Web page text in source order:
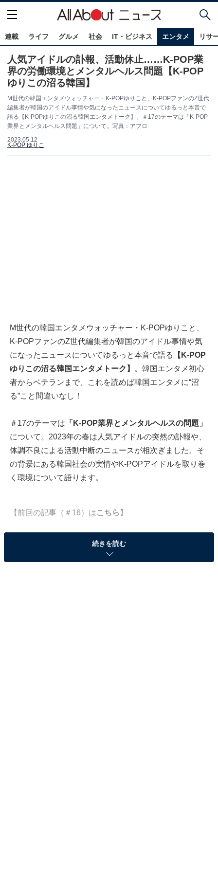
連載 ライフ グルメ 社会 IT・ビジネス エンタメ リサ
人気アイドルの訃報、活動休止……K-POP業
界の労働環境とメンタルヘルス問題【K-POP
ゆりこの沼る韓国】
M世代の韓国エンタメウォッチャー・K-POPゆりこと、K-POPファンのZ世代
編集者が韓国のアイドル事情や気になったニュースについてゆるっと本音で
語る【K-POPゆりこの沼る韓国エンタメトーク】。＃17のテーマは「K-POP
業界とメンタルヘルス問題」について。写真：アフロ
2023.05.12
K-POP ゆりこ
M世代の韓国エンタメウォッチャー・K-POPゆりこと、
K-POPファンのZ世代編集者が韓国のアイドル事情や気
になったニュースについてゆるっと本音で語る
【K-POP
ゆりこの沼る韓国エンタメトーク】
。韓国エンタメ初心
者からベテランまで、これを読めば韓国エンタメに“沼
る”こと間違いなし！
＃17のテーマは 「K-POP業界とメンタルヘルスの問題」
について。2023年の春は人気アイドルの突然の訃報や、
体調不良による活動中断のニュースが相次ぎました。そ
の背景にある韓国社会の実情やK-POPアイドルを取り巻
く環境について語ります。
【前回の記事（＃16）はこちら 】
海外メディアも“K-POP業界の闇”を報じている
続きを読む